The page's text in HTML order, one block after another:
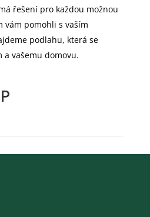
řešení pro každou možnou
vám pomohli s vaším
podlahu, která se
a vašemu domovu.